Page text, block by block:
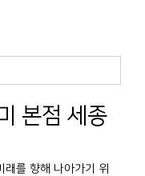
본점 세종
래를 향해 나아가기 위